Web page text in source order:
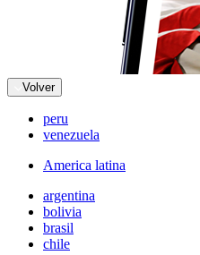
Volver
peru
venezuela
America latina
argentina
bolivia
brasil
chile